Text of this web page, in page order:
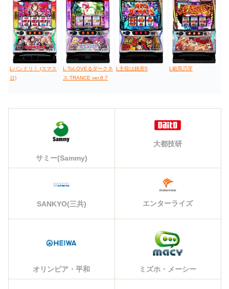
Lバンドリ！ (スマス
ロ)
L ToLOVEるダークネ
ス TRANCE ver.8.7
L主役は銭形5 L範馬刃牙
サミー(Sammy)
大都技研
SANKYO(三共) エンターライズ
オリンピア・平和 ミズホ・メーシー